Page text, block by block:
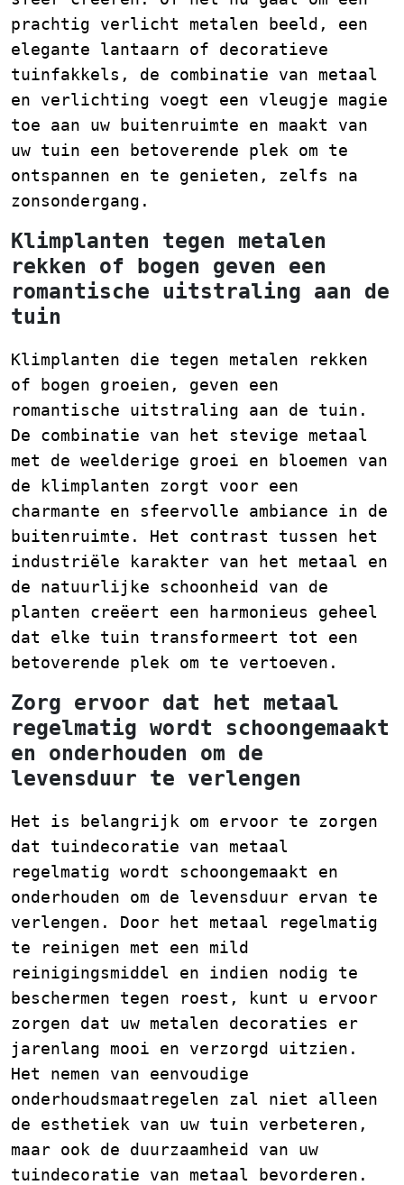
prachtig verlicht metalen beeld, een
elegante lantaarn of decoratieve
tuinfakkels, de combinatie van metaal
en verlichting voegt een vleugje magie
toe aan uw buitenruimte en maakt van
uw tuin een betoverende plek om te
ontspannen en te genieten, zelfs na
zonsondergang.
Klimplanten tegen metalen
rekken of bogen geven een
romantische uitstraling aan de
tuin
Klimplanten die tegen metalen rekken
of bogen groeien, geven een
romantische uitstraling aan de tuin.
De combinatie van het stevige metaal
met de weelderige groei en bloemen van
de klimplanten zorgt voor een
charmante en sfeervolle ambiance in de
buitenruimte. Het contrast tussen het
industriële karakter van het metaal en
de natuurlijke schoonheid van de
planten creëert een harmonieus geheel
dat elke tuin transformeert tot een
betoverende plek om te vertoeven.
Zorg ervoor dat het metaal
regelmatig wordt schoongemaakt
en onderhouden om de
levensduur te verlengen
Het is belangrijk om ervoor te zorgen
dat tuindecoratie van metaal
regelmatig wordt schoongemaakt en
onderhouden om de levensduur ervan te
verlengen. Door het metaal regelmatig
te reinigen met een mild
reinigingsmiddel en indien nodig te
beschermen tegen roest, kunt u ervoor
zorgen dat uw metalen decoraties er
jarenlang mooi en verzorgd uitzien.
Het nemen van eenvoudige
onderhoudsmaatregelen zal niet alleen
de esthetiek van uw tuin verbeteren,
maar ook de duurzaamheid van uw
tuindecoratie van metaal bevorderen.